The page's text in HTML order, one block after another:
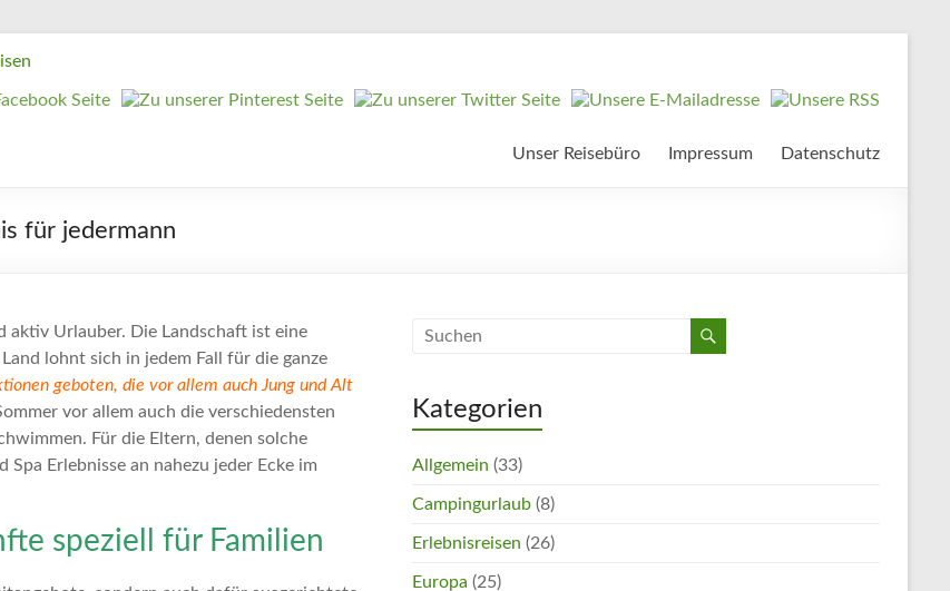
Unser Reisebüro Impressum Datenschutz
für jedermann
aktiv Urlauber. Die Landschaft ist eine
lohnt sich in jedem Fall für die ganze
geboten, die vor allem auch Jung und Alt
vor allem auch die verschiedensten
Für die Eltern, denen solche
Erlebnisse an nahezu jeder Ecke im
speziell für Familien
Kategorien
Allgemein (33)
Campingurlaub (8)
Erlebnisreisen (26)
Europa (25)